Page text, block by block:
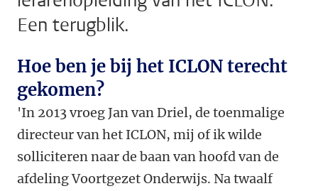
Een terugblik.
Hoe ben je bij het ICLON terecht
gekomen?
'In 2013 vroeg Jan van Driel, de toenmalige
directeur van het ICLON, mij of ik wilde
solliciteren naar de baan van hoofd van de
afdeling Voortgezet Onderwijs. Na twaalf